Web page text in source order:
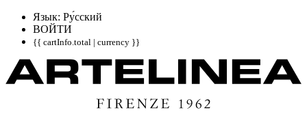
Язык: Pу́сский
ВОЙТИ
{{ cartInfo.total | currency }}